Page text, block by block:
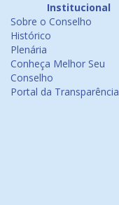
Institucional
Sobre o Conselho
Histórico
Plenária
Conheça Melhor Seu
Conselho
Portal da Transparência